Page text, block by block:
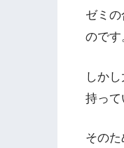
ゼミ
のです
しか
持って
その